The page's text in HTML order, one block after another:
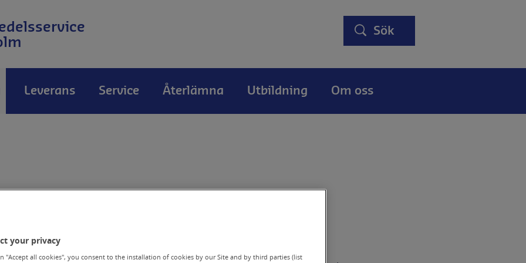
Sök
Leverans Service Återlämna Utbildning Om oss
Kundportal
your privacy
"Accept all cookies", you consent to the installation of cookies by our Site and by third parties (list